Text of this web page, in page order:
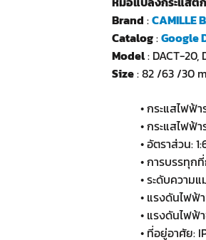
Brand :CAMILLE
Catalog:Google
Model: DACT-20,
Size: 82 /63 /30
• กระแสไฟฟ้
• กระแสไฟฟ้
• อัตราส่วน:
• การบรรทุก
• ระดับความ
• แรงดันไฟฟ้
• แรงดันไฟฟ้
• ที่อยู่อาศัย: